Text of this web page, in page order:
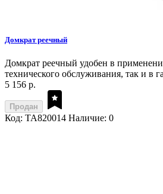
Домкрат реечный
Домкрат реечный удобен в
технического обслуживания, так и в
5 156 р.
Продан
Код: TA820014 Наличие: 0